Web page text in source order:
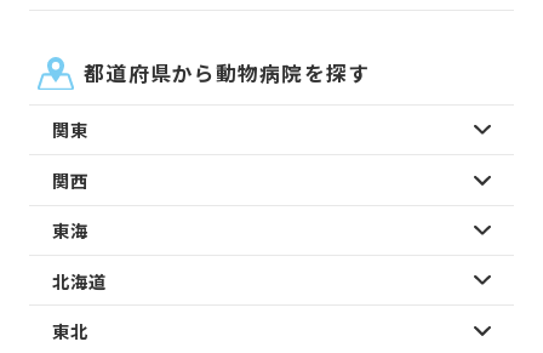
都道府県から動物病院を探す
関東
関西
東海
北海道
東北